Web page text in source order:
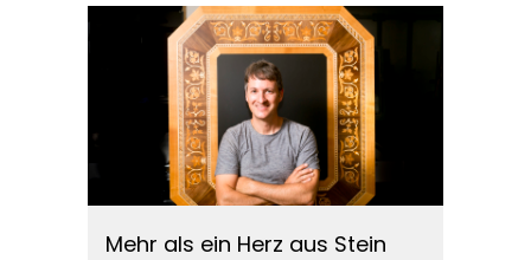
Mehr als ein Herz aus Stein